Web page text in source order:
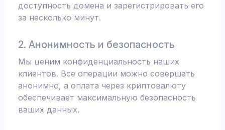
доступность домена и зарегистрировать его
за несколько минут.
2. Анонимность и безопасность
Мы ценим конфиденциальность наших
клиентов. Все операции можно совершать
анонимно, а оплата через криптовалюту
обеспечивает максимальную безопасность
ваших данных.